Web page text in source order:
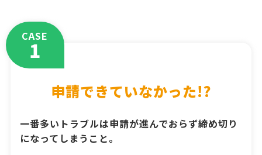
CASE
1
申請できていなかった!?
一番多いトラブルは申請が進んでおらず締め切り
になってしまうこと。